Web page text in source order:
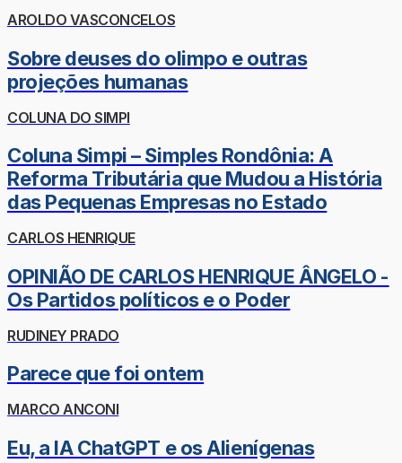
AROLDO VASCONCELOS
Sobre deuses do olimpo e outras
projeções humanas
COLUNA DO SIMPI
Coluna Simpi – Simples Rondônia: A
Reforma Tributária que Mudou a História
das Pequenas Empresas no Estado
CARLOS HENRIQUE
OPINIÃO DE CARLOS HENRIQUE ÂNGELO -
Os Partidos políticos e o Poder
RUDINEY PRADO
Parece que foi ontem
MARCO ANCONI
Eu, a IA ChatGPT e os Alienígenas